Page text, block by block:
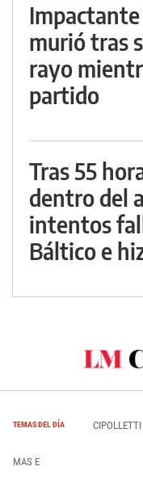
murió tras
rayo
partido
Tras 55
dentro del
intentos
Báltico e
TEMAS DEL DÍA CIPOLLETTI
MAS E